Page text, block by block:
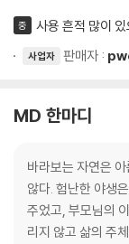
중 사용 흔적 많이
사업자 판매자 :
MD 한마디
바라보는 자연은
않다. 험난한 야생
주었고, 부모님의
리지 않고 삶의 주